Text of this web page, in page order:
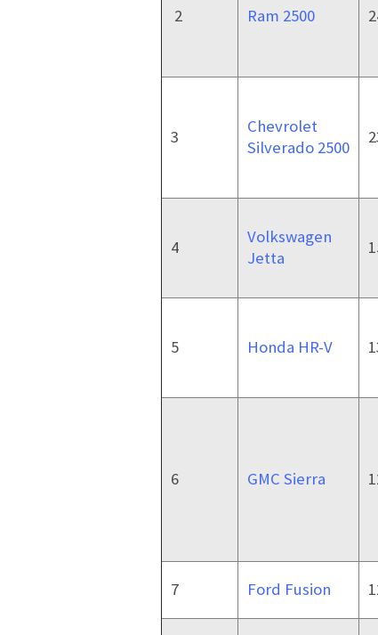
2 Ram 2500
3
Chevrolet
Silverado 2500
4
Volkswagen
Jetta
5 Honda HR-V
6 GMC Sierra
7 Ford Fusion